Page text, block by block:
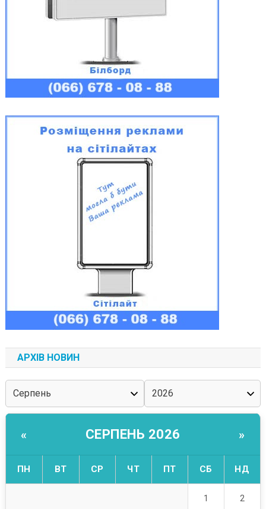
АРХІВ НОВИН
« СЕРПЕНЬ 2026 »
ПН ВТ СР ЧТ ПТ СБ НД
1 2